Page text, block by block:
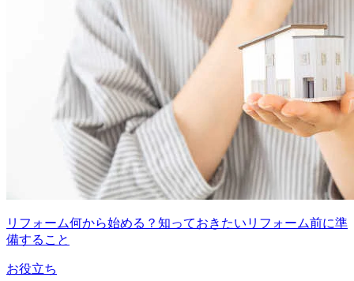
リフォーム何から始める？知っておきたいリフォーム前に準
備すること
お役立ち